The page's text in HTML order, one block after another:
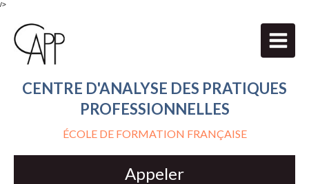
/>
CENTRE D'ANALYSE DES PRATIQUES
PROFESSIONNELLES
ÉCOLE DE FORMATION FRANÇAISE
Appeler